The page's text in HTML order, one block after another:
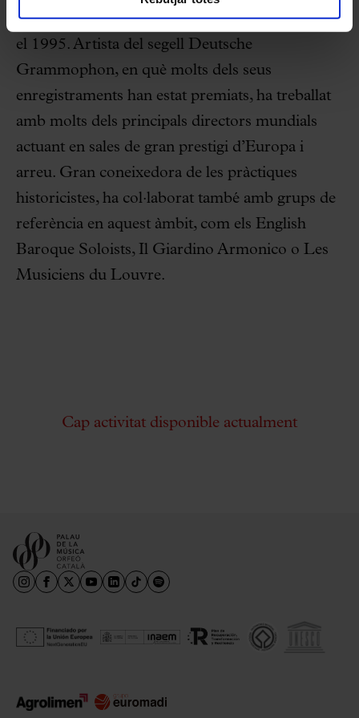
l’International Mozart Competition de Salzburg
el 1995. Artista del segell Deutsche
Grammophon, en què molts dels seus
enregistraments han estat premiats, ha treballat
amb molts dels principals directors mundials
actuant en sales de gran prestigi d’Europa i
arreu. Gran coneixedora de les pràctiques
historicistes, ha col·laborat també amb grups de
referència en aquest àmbit, com els English
Baroque Soloists, Il Giardino Armonico o Les
Musiciens du Louvre.
Cap activitat disponible actualment